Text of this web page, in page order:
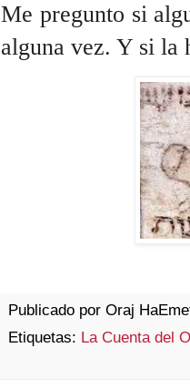
Me pregunto si
alguna vez. Y si la
Publicado por Oraj
Etiquetas: La Cuenta del